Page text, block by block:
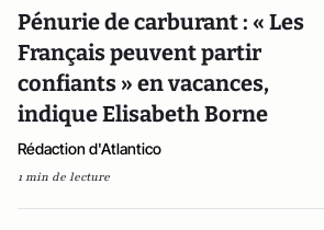
Pénurie de carburant : « Les
Français peuvent partir
confiants » en vacances,
indique Elisabeth Borne
Rédaction d'Atlantico
1 min de lecture